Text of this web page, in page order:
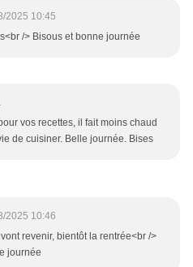
2025 10:45
/> Bisous et bonne journée
vos recettes, il fait moins chaud
de cuisiner. Belle journée. Bises
2025 10:46
revenir, bientôt la rentrée<br />
journée